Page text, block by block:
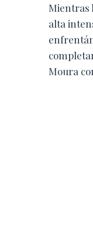
Mientras
alta
Moura